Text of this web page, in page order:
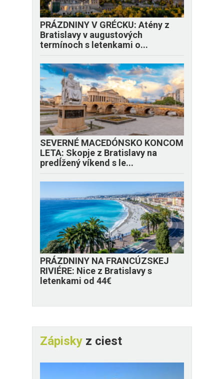
PRÁZDNINY V GRÉCKU: Atény z
Bratislavy v augustových
termínoch s letenkami o...
SEVERNÉ MACEDÓNSKO KONCOM
LETA: Skopje z Bratislavy na
predĺžený víkend s le...
PRÁZDNINY NA FRANCÚZSKEJ
RIVIÉRE: Nice z Bratislavy s
letenkami od 44€
Zápisky z ciest